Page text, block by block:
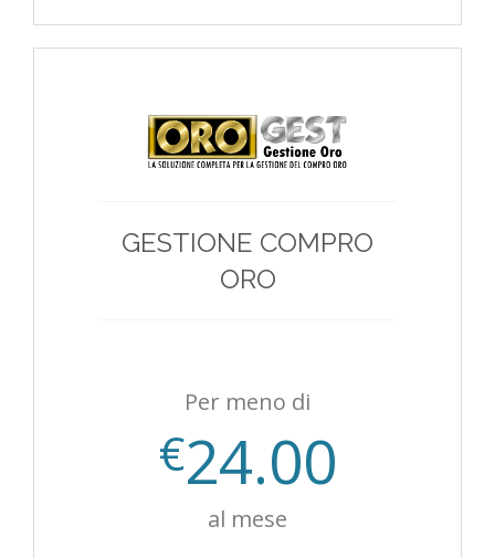
GESTIONE COMPRO
ORO
Per meno di
€24.00
al mese